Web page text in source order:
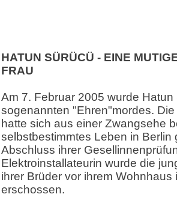
HATUN SÜRÜCÜ - EINE
FRAU
Am 7. Februar 2005 wurde
sogenannten "Ehren"mordes.
hatte sich aus einer Zwangsehe
selbstbestimmtes Leben in Berlin
Abschluss ihrer
Elektroinstallateurin wurde die
ihrer Brüder vor ihrem Wohnhaus
erschossen.